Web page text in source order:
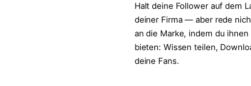
Halt deine Follower auf dem
deiner Firma — aber rede
an die Marke, indem du
bieten: Wissen teilen,
deine Fans.